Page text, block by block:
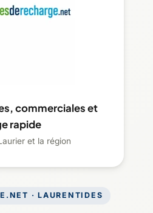
· LAURENTIDES
commerciales et
rapide
et la région